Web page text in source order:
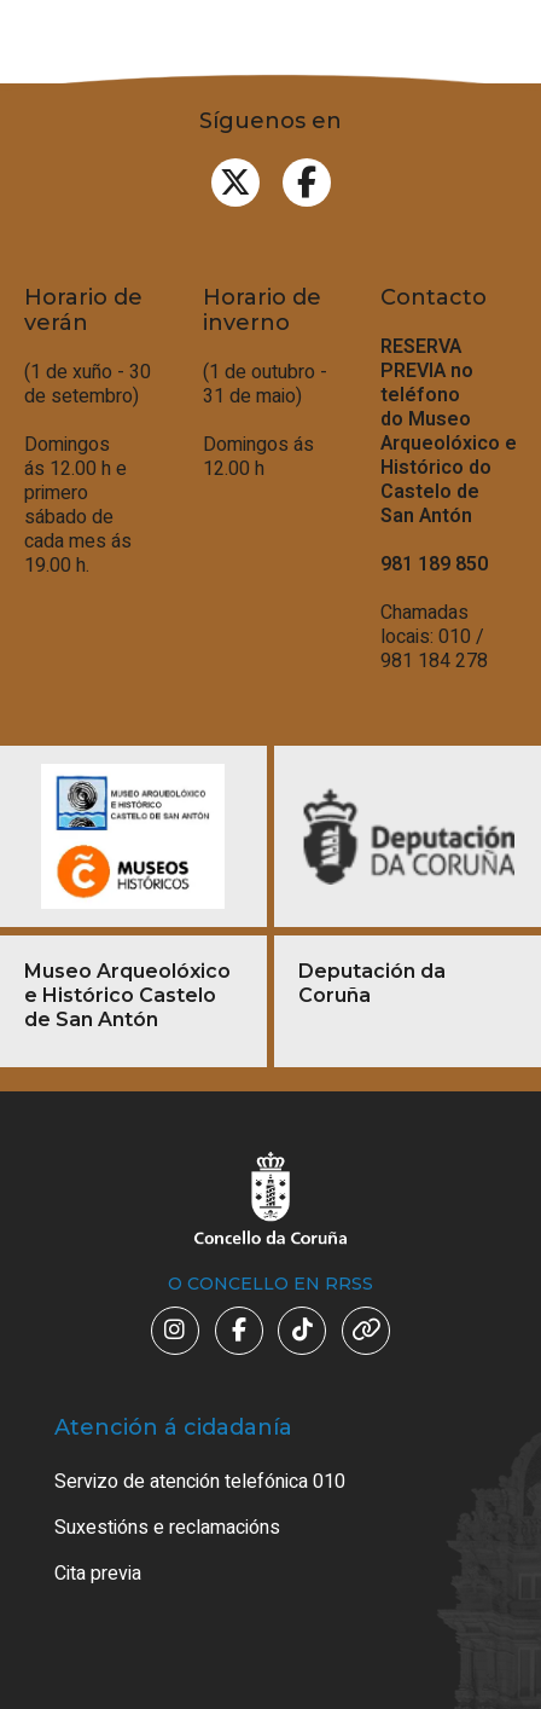
Síguenos en
Horario de
verán
(1 de xuño - 30
de setembro)
Domingos
ás 12.00 h e
primero
sábado de
cada mes ás
19.00 h.
Horario de
inverno
(1 de outubro -
31 de maio)
Domingos ás
12.00 h
Contacto
RESERVA
PREVIA no
teléfono
do Museo
Arqueolóxico e
Histórico do
Castelo de
San Antón
981 189 850
Chamadas
locais: 010 /
981 184 278
Museo Arqueolóxico
e Histórico Castelo
de San Antón
Deputación da
Coruña
O CONCELLO EN RRSS
Atención á cidadanía
Servizo de atención telefónica 010
Suxestións e reclamacións
Cita previa